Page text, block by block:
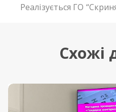
Реалізується ГО
Схожі